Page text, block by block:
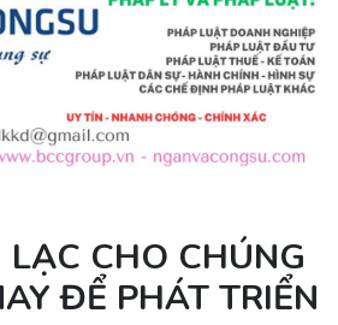
CHO CHÚNG
ĐỂ PHÁT TRIỂN